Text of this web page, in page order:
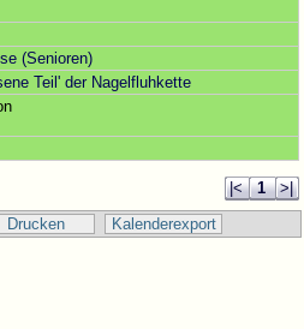
(Senioren)
Teil' der Nagelfluhkette
|< 1
>|
Drucken Kalenderexport